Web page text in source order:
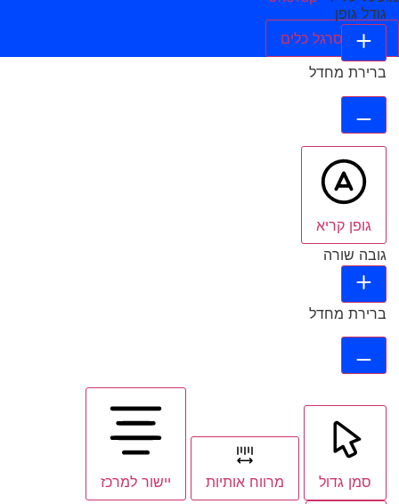
הסתר סרגל כלים
גודל גופן
ברירת מחדל
גופן קריא
גובה שורה
ברירת מחדל
סמן גדול מרווח אותיות יישור למרכז